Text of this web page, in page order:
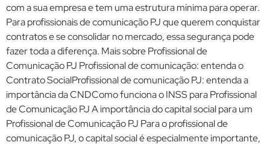
com a sua empresa e tem uma estrutura mínima para operar.
Para profissionais de comunicação PJ que querem conquistar
contratos e se consolidar no mercado, essa segurança pode
fazer toda a diferença. Mais sobre Profissional de
Comunicação PJ Profissional de comunicação: entenda o
Contrato SocialProfissional de comunicação PJ: entenda a
importância da CNDComo funciona o INSS para Profissional
de Comunicação PJ A importância do capital social para um
Profissional de Comunicação PJ Para o profissional de
comunicação PJ, o capital social é especialmente importante,